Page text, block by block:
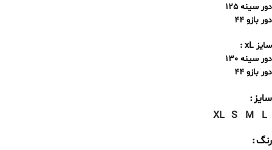
دور سینه 125
دور بازو 44
سایز xL :
دور سینه 130
دور بازو 44
سایز
L
M
S
XL
رنگ